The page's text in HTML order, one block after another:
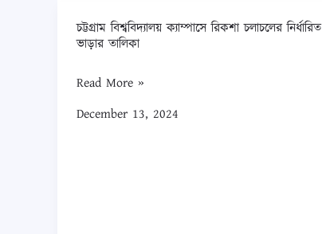
চট্টগ্রাম বিশ্ববিদ্যালয় ক্যাম্পাসে রিকশা চলাচলের নির্ধারিত
ভাড়ার তালিকা
চট্টগ্রাম
বিশ্ববিদ্যালয়
ক্যাম্পাসে
চলাচলের
Read More »
December 13, 2024